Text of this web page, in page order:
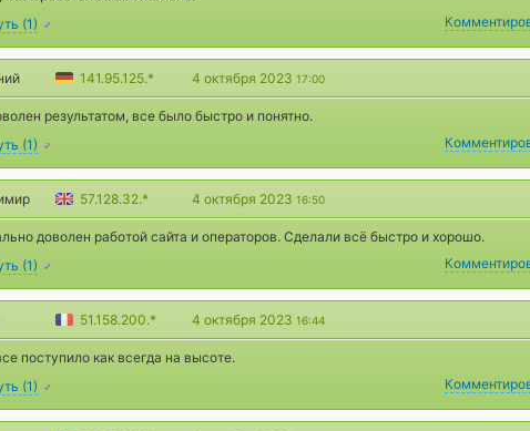
(1)
141.95.125.* 4 октября 2023 17:00
результатом, все было быстро и понятно.
(1)
57.128.32.* 4 октября 2023 16:50
доволен работой сайта и операторов. Сделали всё быстро и хорошо.
(1)
51.158.200.* 4 октября 2023 16:44
поступило как всегда на высоте.
(1)